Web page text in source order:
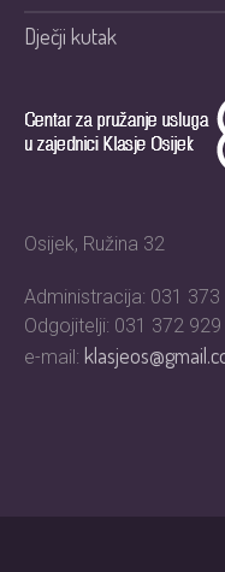
Dječji kutak
Osijek, Ružina 32
Administracija: 031 373
Odgojitelji: 031 372 929
e-mail: